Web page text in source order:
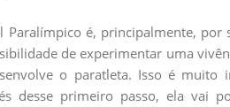
Paralímpico é, principalmente, por
de experimentar uma
o paratleta. Isso é muito
desse primeiro passo, ela vai